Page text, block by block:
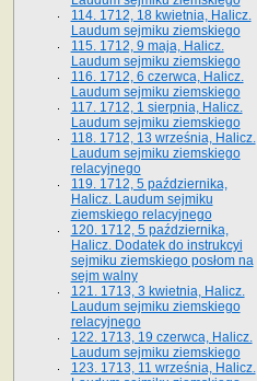
114. 1712, 18 kwietnia, Halicz.
Laudum sejmiku ziemskiego
115. 1712, 9 maja, Halicz.
Laudum sejmiku ziemskiego
116. 1712, 6 czerwca, Halicz.
Laudum sejmiku ziemskiego
117. 1712, 1 sierpnia, Halicz.
Laudum sejmiku ziemskiego
118. 1712, 13 września, Halicz.
Laudum sejmiku ziemskiego
relacyjnego
119. 1712, 5 października,
Halicz. Laudum sejmiku
ziemskiego relacyjnego
120. 1712, 5 października,
Halicz. Dodatek do instrukcyi
sejmiku ziemskiego posłom na
sejm walny
121. 1713, 3 kwietnia, Halicz.
Laudum sejmiku ziemskiego
relacyjnego
122. 1713, 19 czerwca, Halicz.
Laudum sejmiku ziemskiego
123. 1713, 11 września, Halicz.